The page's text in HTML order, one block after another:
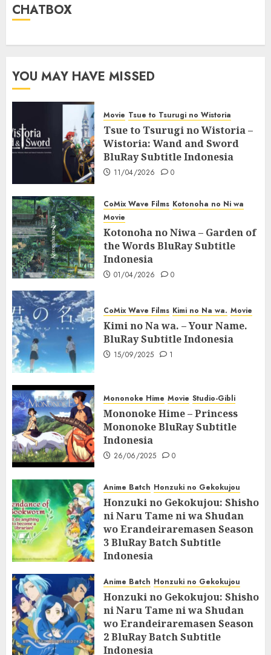
CHATBOX
YOU MAY HAVE MISSED
Movie Tsue to Tsurugi no Wistoria
Tsue to Tsurugi no Wistoria –
Wistoria: Wand and Sword
BluRay Subtitle Indonesia
11/04/2026 0
CoMix Wave Films Kotonoha no Ni wa
Movie
Kotonoha no Niwa – Garden of
the Words BluRay Subtitle
Indonesia
01/04/2026 0
CoMix Wave Films Kimi no Na wa. Movie
Kimi no Na wa. – Your Name.
BluRay Subtitle Indonesia
15/09/2025 1
Mononoke Hime Movie Studio-Gibli
Mononoke Hime – Princess
Mononoke BluRay Subtitle
Indonesia
26/06/2025 0
Anime Batch Honzuki no Gekokujou
Honzuki no Gekokujou: Shisho
ni Naru Tame ni wa Shudan
wo Erandeiraremasen Season
3 BluRay Batch Subtitle
Indonesia
Anime Batch Honzuki no Gekokujou
Honzuki no Gekokujou: Shisho
ni Naru Tame ni wa Shudan
wo Erandeiraremasen Season
2 BluRay Batch Subtitle
Indonesia